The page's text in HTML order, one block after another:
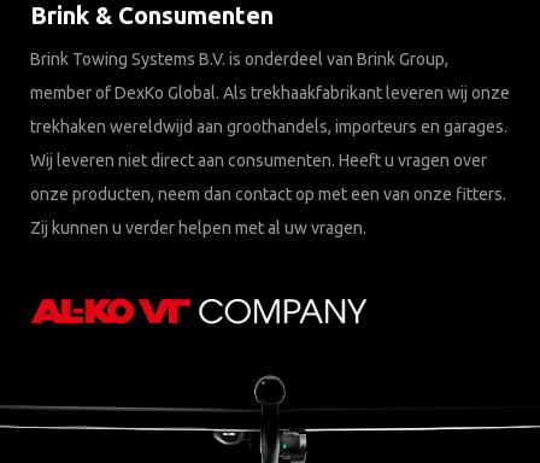
Brink & Consumenten
Brink Towing Systems B.V. is onderdeel van Brink Group,
member of DexKo Global. Als trekhaakfabrikant leveren wij onze
trekhaken wereldwijd aan groothandels, importeurs en garages.
Wij leveren niet direct aan consumenten. Heeft u vragen over
onze producten, neem dan contact op met een van onze fitters.
Zij kunnen u verder helpen met al uw vragen.